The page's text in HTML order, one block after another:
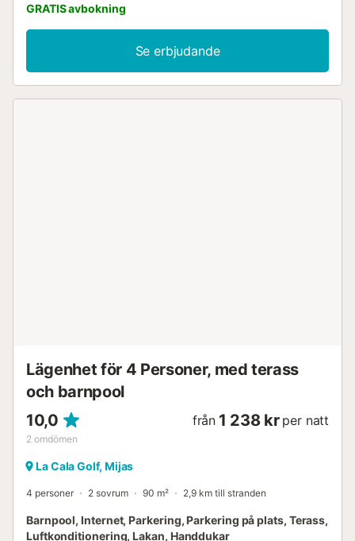
GRATIS avbokning
Se erbjudande
Lägenhet för 4 Personer, med terass
och barnpool
10,0
2 omdömen
från 1 238 kr per natt
La Cala Golf, Mijas
4 personer 2 sovrum 90 m² 2,9 km till stranden
Barnpool, Internet, Parkering, Parkering på plats, Terass,
Luftkonditionering, Lakan, Handdukar